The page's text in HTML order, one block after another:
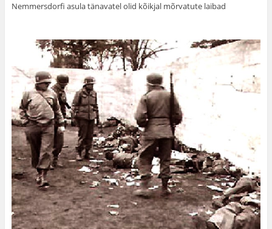
Nemmersdorfi asula tänavatel olid kõikjal mõrvatute laibad